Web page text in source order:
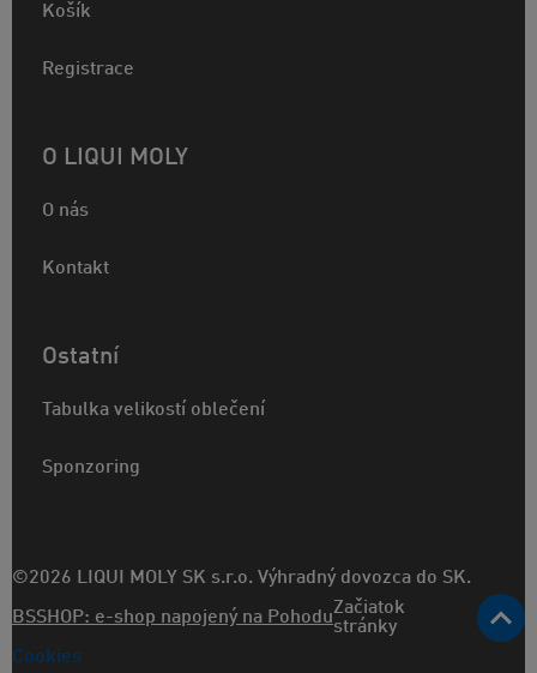
Košík
Registrace
O LIQUI MOLY
O nás
Kontakt
Ostatní
Tabulka velikostí oblečení
Sponzoring
©2026 LIQUI MOLY SK s.r.o. Výhradný dovozca do SK.
BSSHOP: e-shop napojený na PohoduZačiatok
stránky
Cookies